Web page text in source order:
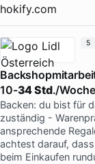
hokify.com
10-34 Std./Woche
Backen: du bist für
zuständig -
ansprechende
achtest darauf,
beim Einkaufen
5